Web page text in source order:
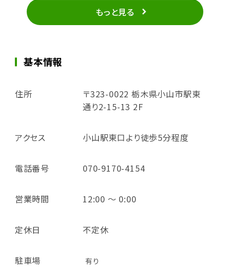
もっと見る
基本情報
住所
〒323-0022 栃木県小山市駅東
通り2-15-13 2F
アクセス 小山駅東口より徒歩5分程度
電話番号 070-9170-4154
営業時間 12:00 ～ 0:00
定休日 不定休
駐車場 有り